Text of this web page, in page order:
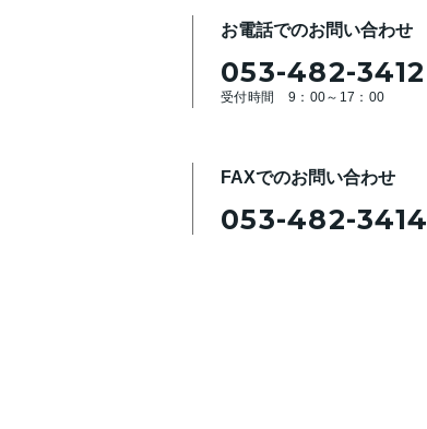
お電話でのお問い合わせ
053-482-3412
受付時間 9：00～17：00
FAXでのお問い合わせ
053-482-3414